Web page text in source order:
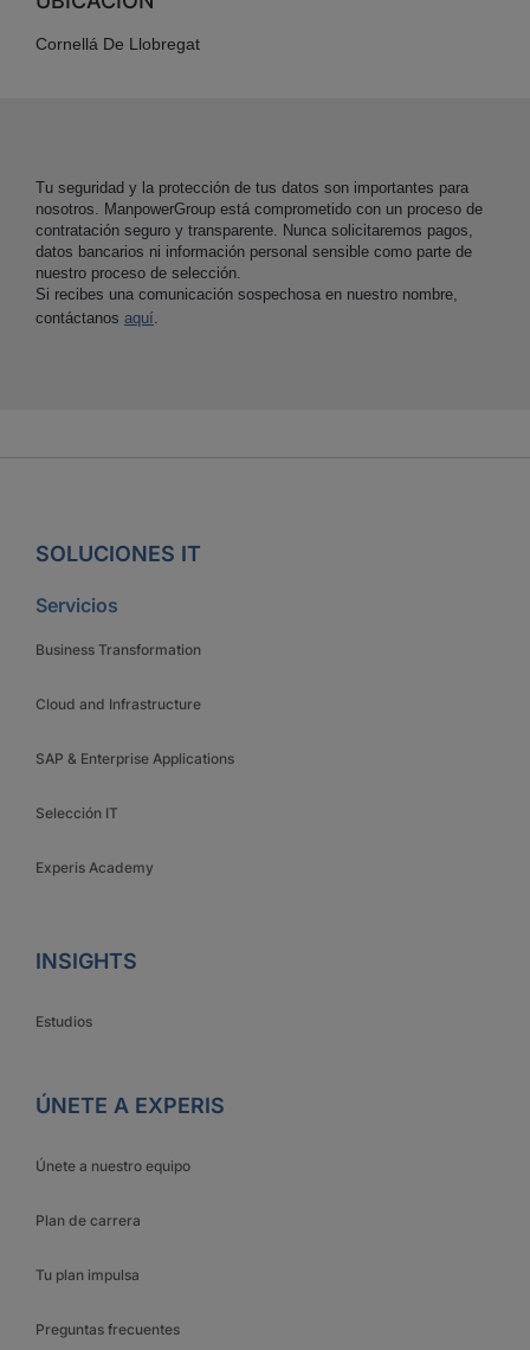
Cornellá De Llobregat
Tu seguridad y la protección de tus datos son importantes para
nosotros. ManpowerGroup está comprometido con un proceso de
contratación seguro y transparente. Nunca solicitaremos pagos,
datos bancarios ni información personal sensible como parte de
nuestro proceso de selección.
Si recibes una comunicación sospechosa en nuestro nombre,
contáctanos aquí
SOLUCIONES IT
Servicios
Business Transformation
Cloud and Infrastructure
SAP & Enterprise Applications
Selección IT
Experis Academy
INSIGHTS
Estudios
ÚNETE A EXPERIS
Únete a nuestro equipo
Plan de carrera
Tu plan impulsa
Preguntas frecuentes